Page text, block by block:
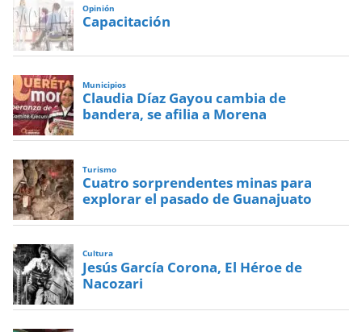
Opinión
Capacitación
Municipios
Claudia Díaz Gayou cambia de
bandera, se afilia a Morena
Turismo
Cuatro sorprendentes minas para
explorar el pasado de Guanajuato
Cultura
Jesús García Corona, El Héroe de
Nacozari